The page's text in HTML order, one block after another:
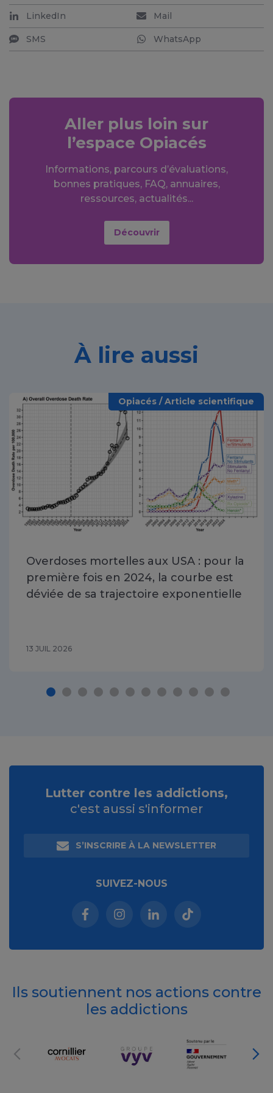
LinkedIn Mail
SMS WhatsApp
Aller plus loin sur
l’espace Opiacés
Informations, parcours d’évaluations,
bonnes pratiques, FAQ, annuaires,
ressources, actualités...
Découvrir
À lire aussi
Opiacés / Article scientifique
Overdoses mortelles aux USA : pour la
première fois en 2024, la courbe est
déviée de sa trajectoire exponentielle
13 JUIL 2026
Lutter contre les addictions,
c'est aussi s'informer
S’INSCRIRE À LA NEWSLETTER
SUIVEZ-NOUS
Facebook (nouvelle fenêtre)
Instagram (nouvelle fenêtre)
Linkedin (nouvelle
Tiktok (nouvelle
Ils soutiennent nos actions contre
les addictions